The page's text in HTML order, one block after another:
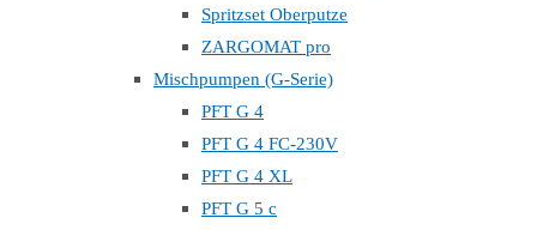
Spritzset Oberputze
ZARGOMAT pro
Mischpumpen (G-Serie)
PFT G 4
PFT G 4 FC-230V
PFT G 4 XL
PFT G 5 c